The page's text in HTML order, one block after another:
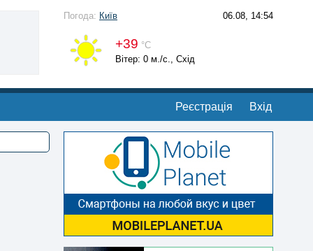
Погода: Київ 06.08, 14:54
+39 °С
Вітер: 0 м./с., Схід
Реєстрація Вхід